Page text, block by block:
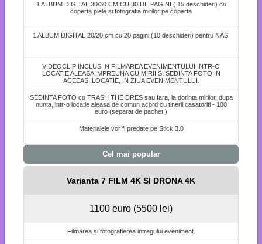
1 ALBUM DIGITAL 30/30 CM CU 30 DE PAGINI ( 15 deschideri) cu
coperta piele si fotografia mirilor pe coperta
1 ALBUM DIGITAL 20/20 cm cu 20 pagini (10 deschideri) pentru NASI
VIDEOCLIP INCLUS IN FILMAREA EVENIMENTULUI INTR-O
LOCATIE ALEASA IMPREUNA CU MIRII SI SEDINTA FOTO IN
ACEEASI LOCATIE, IN ZIUA EVENIMENTULUI.
SEDINTA FOTO cu TRASH THE DRES sau fara, la dorinta mirilor, dupa
nunta, intr-o locatie aleasa de comun acord cu tinerii casatoriti - 100
euro (separat de pachet )
Materialele vor fi predate pe Stick 3.0
Cel mai popular
Varianta 7 FILM 4K SI DRONA 4K
1100 euro (5500 lei)
Filmarea și fotografierea intregului eveniment.